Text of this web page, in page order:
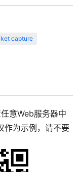
capture
意Web服务器中
作为示例，请不要